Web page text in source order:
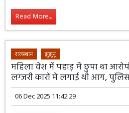
Read More...
राजस्थान झुंझुनूं
महिला वेश में पहाड़ में छुपा था
लग्जरी कारों में लगाई थी आग,
06 Dec 2025 11:42:29